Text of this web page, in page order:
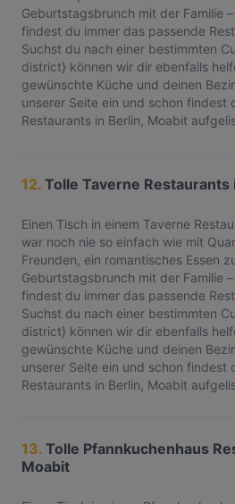
Geburtstagsbrunch mit der Familie
findest du immer das passende
Suchst du nach einer bestimmten
district} können wir dir ebenfalls
gewünschte Küche und deinen
unserer Seite ein und schon findest
Restaurants in Berlin, Moabit
12. Tolle Taverne Restaurants
Einen Tisch in einem Taverne
war noch nie so einfach wie mit
Freunden, ein romantisches Essen
Geburtstagsbrunch mit der Familie
findest du immer das passende
Suchst du nach einer bestimmten
district} können wir dir ebenfalls
gewünschte Küche und deinen
unserer Seite ein und schon findest
Restaurants in Berlin, Moabit
13. Tolle Pfannkuchenhaus
Moabit